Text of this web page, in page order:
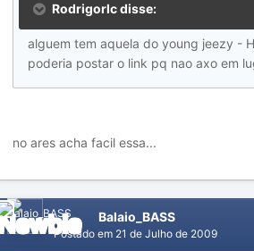
Rodrigorlc disse:
alguem tem aquela do young jeezy -
poderia postar o link pq nao axo em
no ares acha facil essa...
Balaio_BASS
Postado em 21 de Julho de 2009